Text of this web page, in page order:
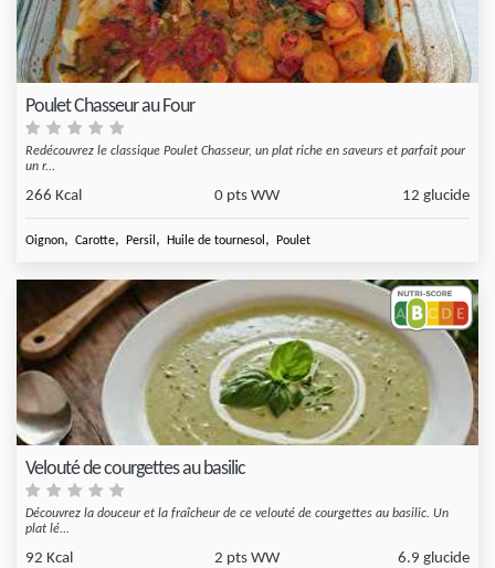
Poulet Chasseur au Four
Redécouvrez le classique Poulet Chasseur, un plat riche en saveurs et parfait pour
un r...
266 Kcal 0 pts WW 12 glucide
Oignon, Carotte, Persil , Huile de tournesol , Poulet
Velouté de courgettes au basilic
Découvrez la douceur et la fraîcheur de ce velouté de courgettes au basilic. Un
plat lé...
92 Kcal 2 pts WW 6.9 glucide